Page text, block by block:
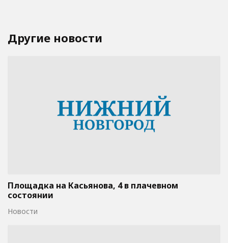
Другие новости
Площадка на Касьянова, 4 в плачевном
состоянии
Новости